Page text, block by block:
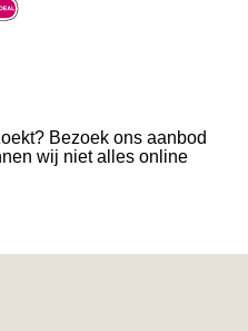
Bezoek ons aanbod
wij niet alles online